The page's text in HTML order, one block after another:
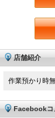
店舗紹介
作業預かり時
Facebookコ